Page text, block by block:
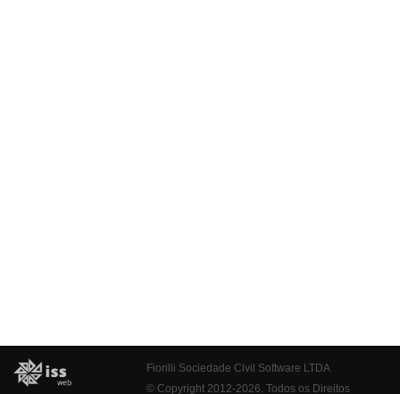
Fiorilli Sociedade Civil Software LTDA
© Copyright 2012-2026. Todos os Direitos